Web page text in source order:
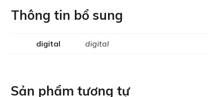
Thông tin bổ sung
digital digital
Sản phẩm tương tự